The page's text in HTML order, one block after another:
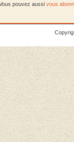
pouvez aussi vous